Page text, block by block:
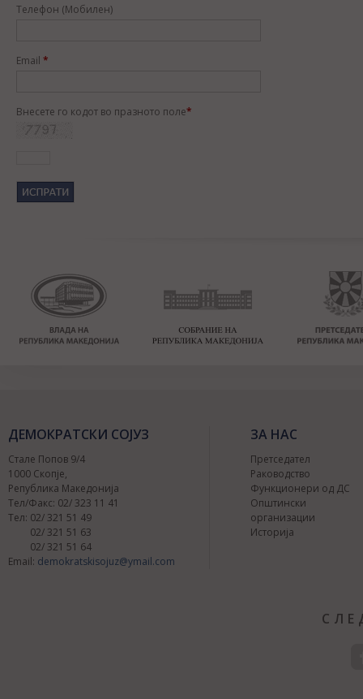
Телефон (Мобилен)
Email *
Внесете го кодот во празното поле*
ДЕМОКРАТСКИ СОЈУЗ
Стале Попов 9/4
1000 Скопје,
Република Македонија
Тел/Факс: 02/ 323 11 41
Тел: 02/ 321 51 49
02/ 321 51 63
02/ 321 51 64
Email: demokratskisojuz@ymail.com
ЗА НАС
Претседател
Раководство
Функционери од ДС
Општински
организации
Историја